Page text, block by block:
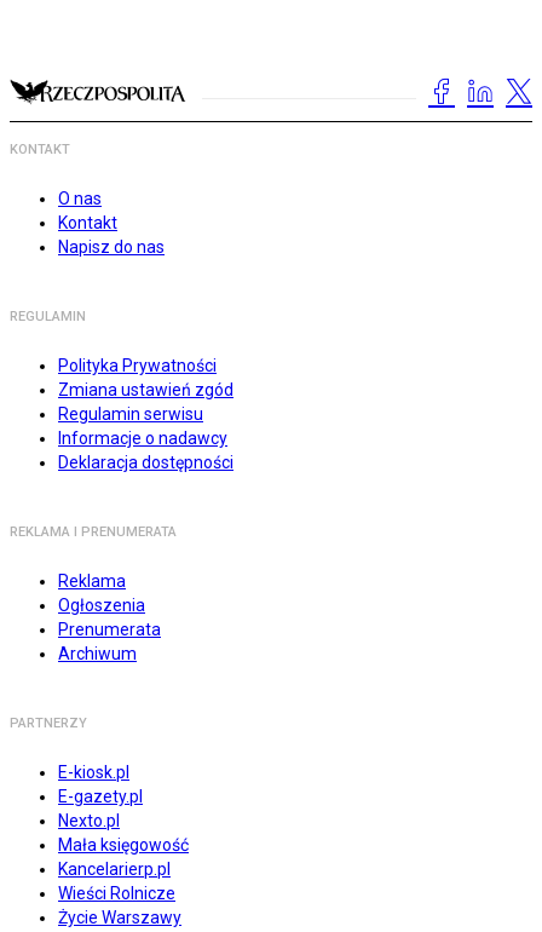
KONTAKT
O nas
Kontakt
Napisz do nas
REGULAMIN
Polityka Prywatności
Zmiana ustawień zgód
Regulamin serwisu
Informacje o nadawcy
Deklaracja dostępności
REKLAMA I PRENUMERATA
Reklama
Ogłoszenia
Prenumerata
Archiwum
PARTNERZY
E-kiosk.pl
E-gazety.pl
Nexto.pl
Mała księgowość
Kancelarierp.pl
Wieści Rolnicze
Życie Warszawy